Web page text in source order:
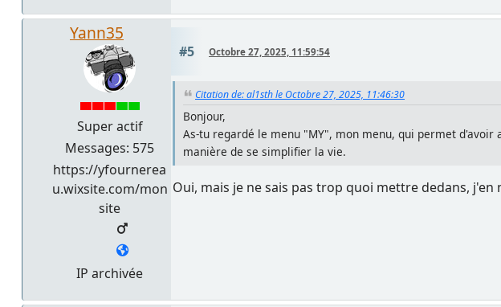
Yann35
Super actif
Messages: 575
https://yfournerea
u.wixsite.com/mon
site
IP archivée
#5 Octobre 27, 2025, 11:59:54
Citation de: al1sth le Octobre 27, 2025, 11:46:30
Bonjour,
As-tu regardé le menu "MY", mon menu, qui permet
manière de se simplifier la vie.
Oui, mais je ne sais pas trop quoi mettre dedans, j'en